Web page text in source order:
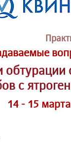
обтурации
с
14 - 15